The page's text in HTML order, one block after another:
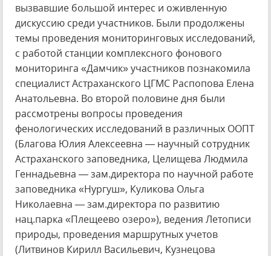
вызвавшие большой интерес и оживленную
дискуссию среди участников. Были продолжены
темы проведения мониторинговых исследований,
с работой станции комплексного фонового
мониторинга «Дамчик» участников познакомила
специалист Астраханского ЦГМС Распопова Елена
Анатольевна. Во второй половине дня были
рассмотрены вопросы проведения
фенологических исследований в различных ООПТ
(Благова Юлия Алексеевна — научный сотрудник
Астраханского заповедника, Целищева Людмила
Геннадьевна — зам.директора по научной работе
заповедника «Нургуш», Куликова Ольга
Николаевна — зам.директора по развитию
нац.парка «Плещеево озеро»), ведения Летописи
природы, проведения маршрутных учетов
(Литвинов Кирилл Васильевич, Кузнецова